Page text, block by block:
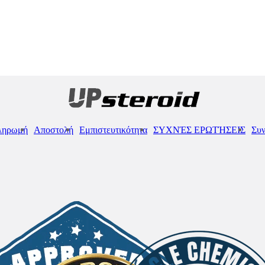
Αποστολή Εμπιστευτικότητα ΣΥΧΝΈΣ ΕΡΩΤΉΣΕΙΣ